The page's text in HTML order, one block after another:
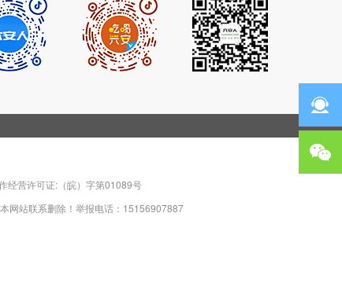
经营许可证:（皖）字第01089号
网站联系删除！举报电话：15156907887